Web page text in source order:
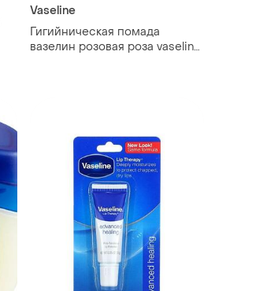
Vaseline
Гигийническая помада
вазелин розовая роза vaseline